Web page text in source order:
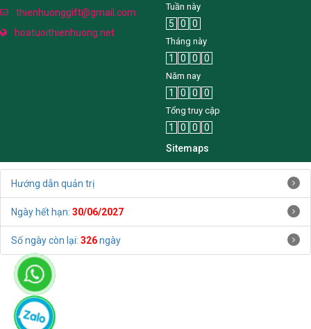
thienhuonggift@gmail.com
hoatuoithienhuong.net
Tuần này
5 0 0
Tháng này
1 0 0 0
Năm nay
1 0 0 0
Tổng truy cập
1 0 0
0
Sitemaps
Hướng dẫn quản trị
Ngày hết hạn: 30/06/2027
Số ngày còn lại: 326ngày